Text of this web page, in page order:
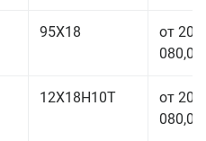
95Х18
от 208
080,00
12Х18Н10Т
от 208
080,00